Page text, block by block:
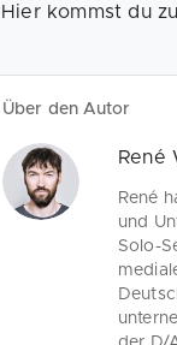
Hier kommst du
Über den Autor
René
René
und
Solo-